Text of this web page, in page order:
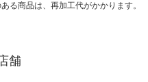
る商品は、再加工代がかかります。
舗